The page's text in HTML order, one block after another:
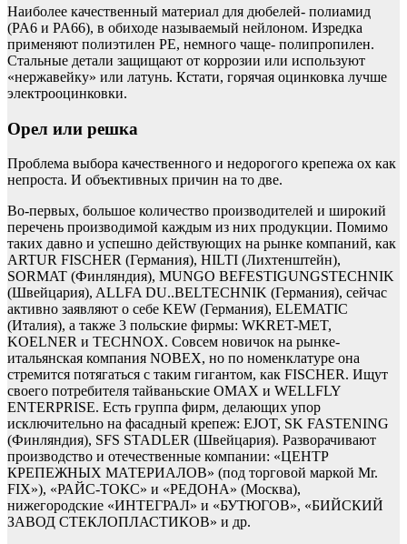
Наиболее качественный материал для дюбелей- полиамид
(PA6 и PA66), в обиходе называемый нейлоном. Изредка
применяют полиэтилен PE, немного чаще- полипропилен.
Стальные детали защищают от коррозии или используют
«нержавейку» или латунь. Кстати, горячая оцинковка лучше
электрооцинковки.
Орел или решка
Проблема выбора качественного и недорогого крепежа ох как
непроста. И объективных причин на то две.
Во-первых, большое количество производителей и широкий
перечень производимой каждым из них продукции. Помимо
таких давно и успешно действующих на рынке компаний, как
ARTUR FISCHER (Германия), HILTI (Лихтенштейн),
SORMAT (Финляндия), MUNGO BEFESTIGUNGSTECHNIK
(Швейцария), ALLFA DU..BELTECHNIK (Германия), сейчас
активно заявляют о себе KEW (Германия), ELEMATIC
(Италия), а также 3 польские фирмы: WKRET-MET,
KOELNER и TECHNOX. Совсем новичок на рынке-
итальянская компания NOBEX, но по номенклатуре она
стремится потягаться с таким гигантом, как FISCHER. Ищут
своего потребителя тайваньские OMAX и WELLFLY
ENTERPRISE. Есть группа фирм, делающих упор
исключительно на фасадный крепеж: EJOT, SK FASTENING
(Финляндия), SFS STADLER (Швейцария). Разворачивают
производство и отечественные компании: «ЦЕНТР
КРЕПЕЖНЫХ МАТЕРИАЛОВ» (под торговой маркой Mr.
FIX»), «РАЙС-ТОКС» и «РЕДОНА» (Москва),
нижегородские «ИНТЕГРАЛ» и «БУТЮГОВ», «БИЙСКИЙ
ЗАВОД СТЕКЛОПЛАСТИКОВ» и др.